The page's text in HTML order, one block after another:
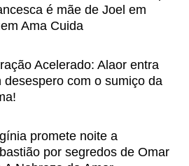
é mãe de Joel em
Ama Cuida
Acelerado: Alaor entra
desespero com o sumiço da
promete noite a
por segredos de Omar